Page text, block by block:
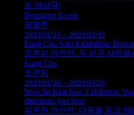
트 야상곡)
Byungjun Kwon
권병준
2020/01/31 – 2020/02/02
Eunji Cho Solo Exhibition:
조은지 개인전: 두 지구 사이에
Eunji Cho
조은지
2020/01/30 – 2020/03/28
Woo Jin Kim Solo Exhibition:
directions you hear
김우진 개인전: 다음을 듣고 따